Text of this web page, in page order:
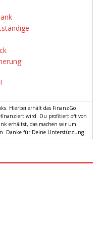
Hierbei erhält das FinanzGo
wird. Du profitiert oft von
erhältst, das machen wir um
Danke für Deine Unterstützung